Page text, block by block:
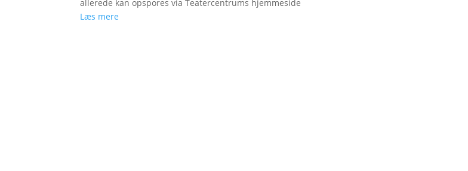
allerede kan opspores via Teatercentrums hjemmeside
Læs mere